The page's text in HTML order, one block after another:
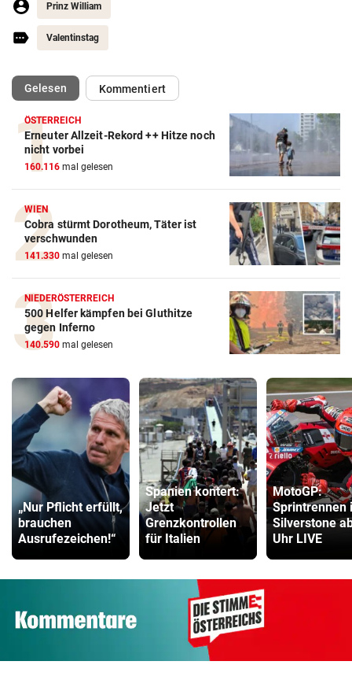
Prinz William
Valentinstag
Gelesen(ausgewählt)Kommentiert
ÖSTERREICH
Erneuter Allzeit-Rekord ++ Hitze noch
nicht vorbei
160.116 mal gelesen
WIEN
Cobra stürmt Dorotheum, Täter ist
verschwunden
141.330 mal gelesen
NIEDERÖSTERREICH
500 Helfer kämpfen bei Gluthitze
gegen Inferno
140.590 mal gelesen
„Nur Pflicht erfüllt,
brauchen
Ausrufezeichen!“
Spanien kontert:
Jetzt
Grenzkontrollen
für Italien
MotoGP:
Sprintrennen
Silverstone
Uhr LIVE